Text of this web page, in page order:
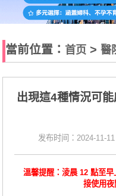
當前位置： 首页 >醫
出現這4種情況可
发布时间：2024-11-
溫馨提醒：淩晨 12 點至
接使用夜